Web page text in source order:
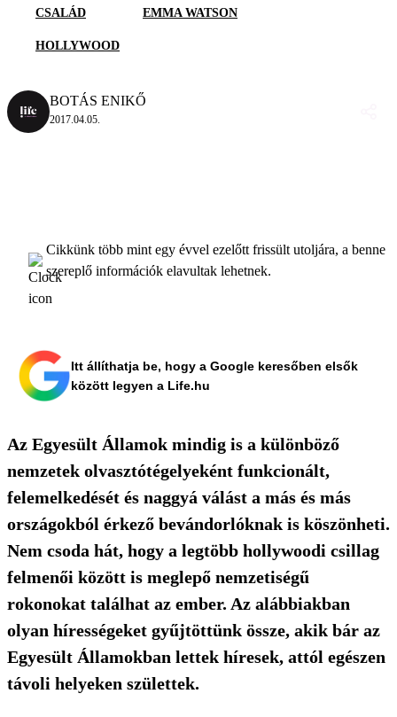
CSALÁD EMMA WATSON
HOLLYWOOD
BOTÁS ENIKŐ
2017.04.05.
Cikkünk több mint egy évvel ezelőtt frissült utoljára, a benne
szereplő információk elavultak lehetnek.
Itt állíthatja be, hogy a Google keresőben elsők
között legyen a Life.hu
Az Egyesült Államok mindig is a különböző
nemzetek olvasztótégelyeként funkcionált,
felemelkedését és naggyá válást a más és más
országokból érkező bevándorlóknak is köszönheti.
Nem csoda hát, hogy a legtöbb hollywoodi csillag
felmenői között is meglepő nemzetiségű
rokonokat találhat az ember. Az alábbiakban
olyan hírességeket gyűjtöttünk össze, akik bár az
Egyesült Államokban lettek híresek, attól egészen
távoli helyeken születtek.